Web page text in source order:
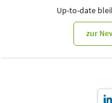
Up-to-date
zur